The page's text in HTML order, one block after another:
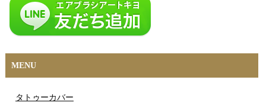
MENU
タトゥーカバー